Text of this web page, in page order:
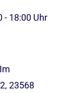
- 18:00 Uhr
23568